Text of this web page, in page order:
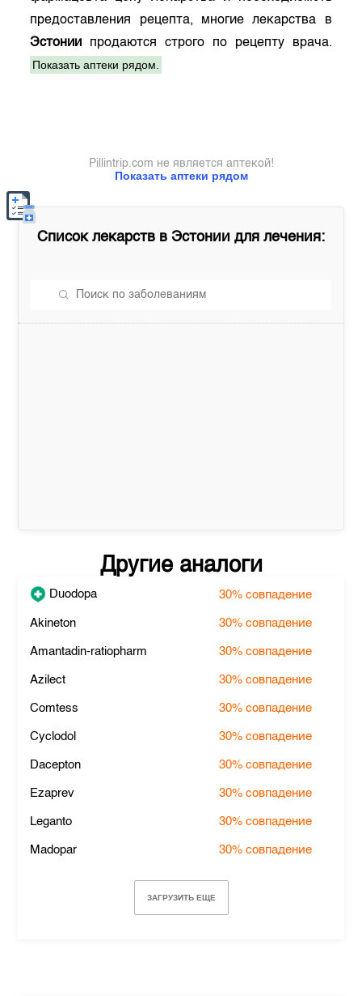
предоставления рецепта, многие лекарства в
Эстонии продаются строго по рецепту врача.
Показать аптеки рядом.
Показать аптеки рядом
Pillintrip.com не является аптекой!
Список лекарств в Эстонии для лечения:
Другие аналоги
Duodopa 30%совпадение
Akineton 30%совпадение
Amantadin-ratiopharm 30%совпадение
Azilect 30%совпадение
Comtess 30%совпадение
Cyclodol 30%совпадение
Dacepton 30%совпадение
Ezaprev 30%совпадение
Leganto 30%совпадение
Madopar 30%совпадение
ЗАГРУЗИТЬ ЕЩЕ